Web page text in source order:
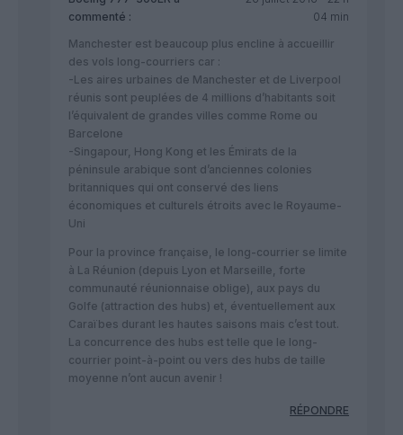
commenté :
04 min
Manchester est beaucoup plus encline à accueillir
des vols long-courriers car :
-Les aires urbaines de Manchester et de Liverpool
réunis sont peuplées de 4 millions d’habitants soit
l’équivalent de grandes villes comme Rome ou
Barcelone
-Singapour, Hong Kong et les Émirats de la
péninsule arabique sont d’anciennes colonies
britanniques qui ont conservé des liens
économiques et culturels étroits avec le Royaume-
Uni
Pour la province française, le long-courrier se limite
à La Réunion (depuis Lyon et Marseille, forte
communauté réunionnaise oblige), aux pays du
Golfe (attraction des hubs) et, éventuellement aux
Caraïbes durant les hautes saisons mais c’est tout.
La concurrence des hubs est telle que le long-
courrier point-à-point ou vers des hubs de taille
moyenne n’ont aucun avenir !
RÉPONDRE